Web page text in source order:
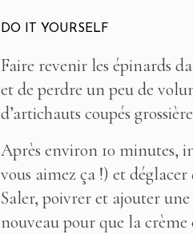
DO IT YOURSELF
Faire revenir les épinards
et de perdre un peu de
d’artichauts coupés
Après environ 10 minutes,
vous aimez ça !) et
Saler, poivrer et ajouter
nouveau pour que la